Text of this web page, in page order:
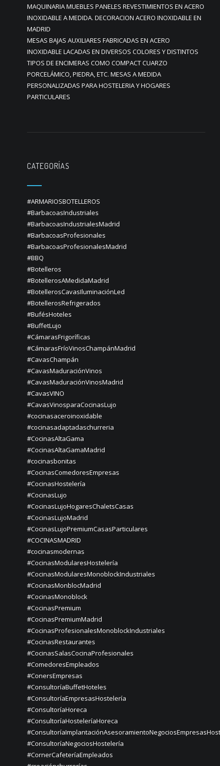
MAQUINARIA MUEBLES PANELES REVESTIMIENTOS EN ACERO
INOXIDABLE A MEDIDA. DECORACION ACERO INOXIDABLE EN
MADRID
MESAS BAJAS AUXILIARES FABRICADAS EN ACERO
INOXIDABLE LACADAS EN DIVERSOS COLORES Y DISTINTOS
TIPOS DE ENCIMERAS COMO COMPACT CUARZO
PORCELÁMICO, PIEDRA, ETC. MESAS A MEDIDA
PERSONALIZADAS PARA HOSTELERIA Y HOGARES
PARTICULARES
CATEGORÍAS
#ARMARIOSBOTELLEROS
#BarbacoasIndustriales
#BarbacoasIndustrialesMadrid
#BarbacoasProfesionales
#BarbacoasProfesionalesMadrid
#BBQ
#Botelleros
#BotellerosAMedidaMadrid
#BotellerosCavasIluminaciónLed
#BotellerosRefrigerados
#BufésHoteles
#BuffetLujo
#CámarasFrigoríficas
#CámarasFríoVinosChampánMadrid
#CavasChampán
#CavasMaduraciónVinos
#CavasMaduraciónVinosMadrid
#CavasVINO
#CavasVinosparaCocinasLujo
#cocinasaceroinoxidable
#cocinasadaptadaschurreria
#CocinasAltaGama
#CocinasAltaGamaMadrid
#cocinasbonitas
#CocinasComedoresEmpresas
#CocinasHostelería
#CocinasLujo
#CocinasLujoHogaresChaletsCasas
#CocinasLujoMadrid
#CocinasLujoPremiumCasasParticulares
#COCINASMADRID
#cocinasmodernas
#CocinasModularesHostelería
#CocinasModularesMonoblockIndustriales
#CocinasMonblocMadrid
#CocinasMonoblock
#CocinasPremium
#CocinasPremiumMadrid
#CocinasProfesionalesMonoblockIndustriales
#CocinasRestaurantes
#CocinasSalasCocinaProfesionales
#ComedoresEmpleados
#ConersEmpresas
#ConsultoríaBuffetHoteles
#ConsultoríaEmpresasHostelería
#ConsultoríaHoreca
#ConsultoríaHosteleríaHoreca
#ConsultoríaNegociosHostelería
#CornerCafeteríaEmpleados